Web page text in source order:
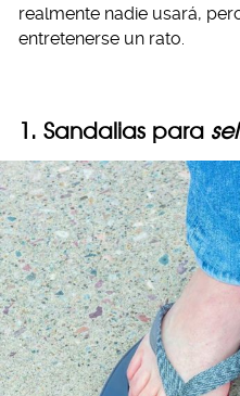
realmente nadie usará,
entretenerse un rato.
1. Sandalias para